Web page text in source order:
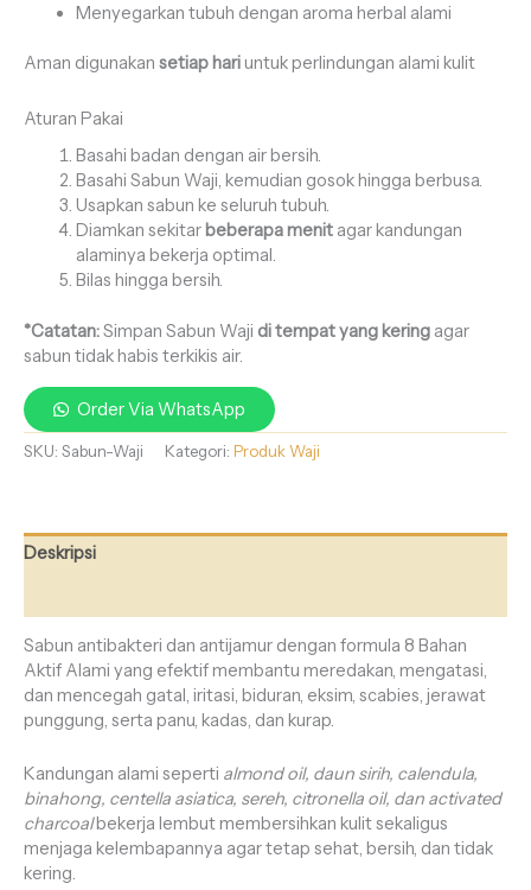
Menyegarkan tubuh dengan aroma herbal alami
Aman digunakan setiap hariuntuk perlindungan alami kulit
Aturan Pakai
Basahi badan dengan air bersih.
Basahi Sabun Waji, kemudian gosok hingga berbusa.
Usapkan sabun ke seluruh tubuh.
Diamkan sekitar beberapa menitagar kandungan
alaminya bekerja optimal.
Bilas hingga bersih.
*Catatan:Simpan Sabun Waji di tempat yang kering agar
sabun tidak habis terkikis air.
Order Via WhatsApp
SKU: Sabun-Waji Kategori: Produk Waji
Deskripsi
Sabun antibakteri dan antijamur dengan formula 8 Bahan
Aktif Alami yang efektif membantu meredakan, mengatasi,
dan mencegah gatal, iritasi, biduran, eksim, scabies, jerawat
punggung, serta panu, kadas, dan kurap.
Kandungan alami seperti almond oil, daun sirih, calendula,
binahong, centella asiatica, sereh, citronella oil, dan activated
charcoalbekerja lembut membersihkan kulit sekaligus
menjaga kelembapannya agar tetap sehat, bersih, dan tidak
kering.